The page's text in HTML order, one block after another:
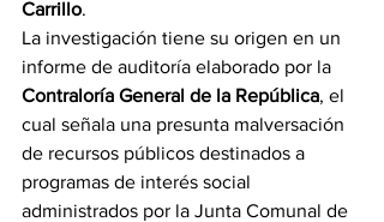
Carrillo.
La investigación tiene su origen en un
informe de auditoría elaborado por la
Contraloría General de la República, el
cual señala una presunta malversación
de recursos públicos destinados a
programas de interés social
administrados por la Junta Comunal de